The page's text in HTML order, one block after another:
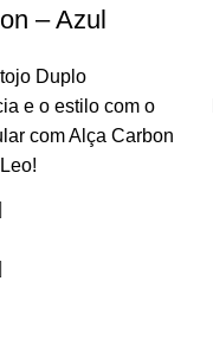
– Azul
Duplo
e o estilo com o
com Alça Carbon